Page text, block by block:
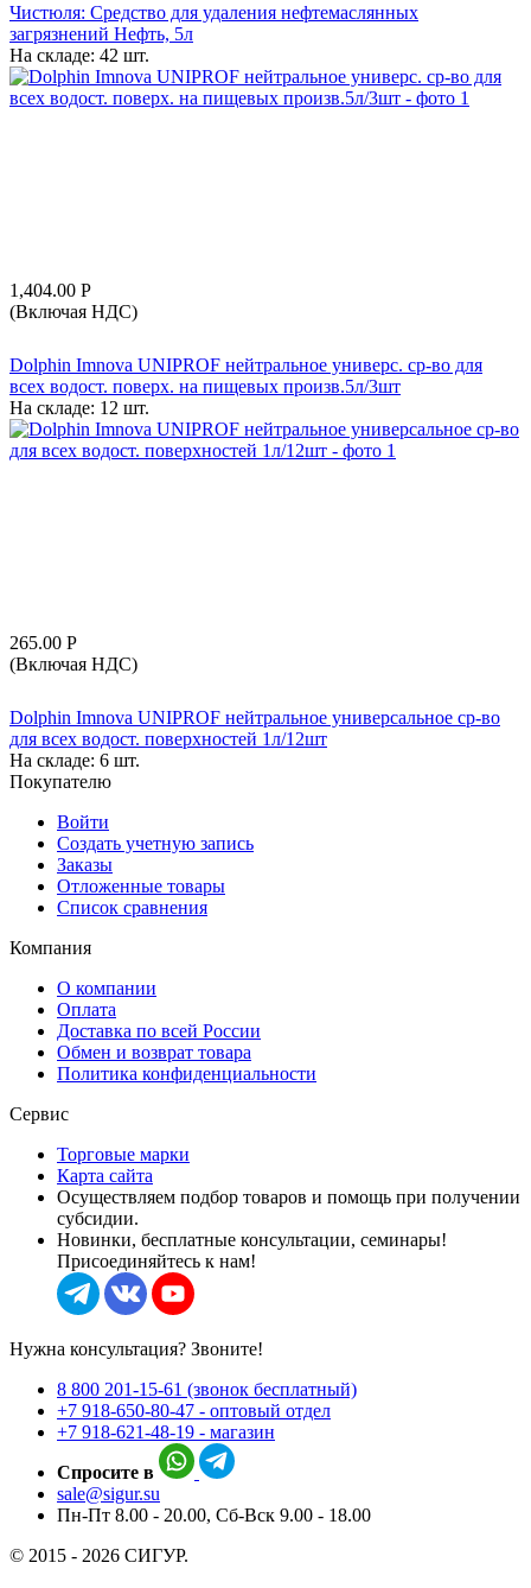
Чистюля: Средство для удаления нефтемаслянных
загрязнений Нефть, 5л
На складе: 42 шт.
1,404.00 Р
(Включая НДС)
Dolphin Imnova UNIPROF нейтральное универс. ср-во для
всех водост. поверх. на пищевых произв.5л/3шт
На складе: 12 шт.
265.00 Р
(Включая НДС)
Dolphin Imnova UNIPROF нейтральное универсальное ср-во
для всех водост. поверхностей 1л/12шт
На складе: 6 шт.
Покупателю
Войти
Создать учетную запись
Заказы
Отложенные товары
Список сравнения
Компания
О компании
Оплата
Доставка по всей России
Обмен и возврат товара
Политика конфиденциальности
Сервис
Торговые марки
Карта сайта
Осуществляем подбор товаров и помощь при получении
субсидии.
Новинки, бесплатные консультации, семинары!
Присоединяйтесь к нам!
Нужна консультация? Звоните!
8 800 201-15-61 (звонок бесплатный)
+7 918-650-80-47 - оптовый отдел
+7 918-621-48-19 - магазин
Спросите в
sale@sigur.su
Пн-Пт 8.00 - 20.00, Сб-Вск 9.00 - 18.00
© 2015 - 2026 СИГУР.